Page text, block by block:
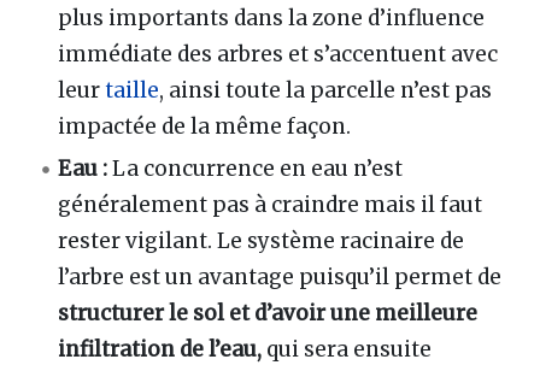
plus importants dans la zone d’influence
immédiate des arbres et s’accentuent avec
leurtaille, ainsi toute la parcelle n’est pas
impactée de la même façon.
Eau :La concurrence en eau n’est
généralement pas à craindre mais il faut
rester vigilant. Le système racinaire de
l’arbre est un avantage puisqu’il permet de
structurer le sol et d’avoir une meilleure
infiltration de l’eau, qui sera ensuite